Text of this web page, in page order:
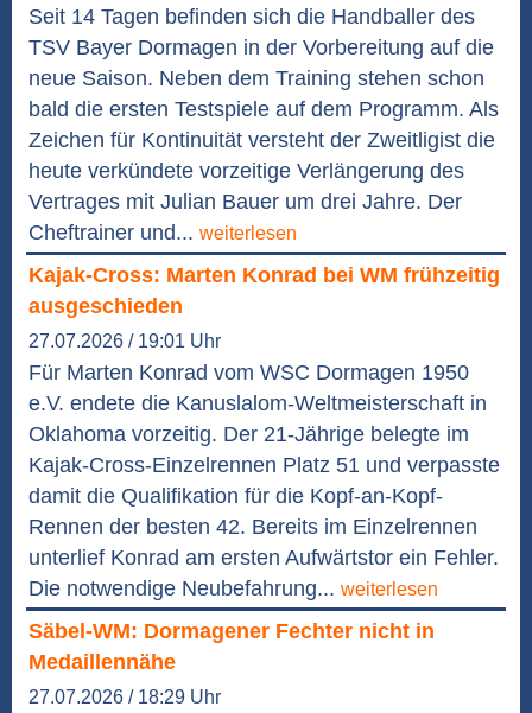
Seit 14 Tagen befinden sich die Handballer des
TSV Bayer Dormagen in der Vorbereitung auf die
neue Saison. Neben dem Training stehen schon
bald die ersten Testspiele auf dem Programm. Als
Zeichen für Kontinuität versteht der Zweitligist die
heute verkündete vorzeitige Verlängerung des
Vertrages mit Julian Bauer um drei Jahre. Der
Cheftrainer und... weiterlesen
Kajak-Cross: Marten Konrad bei WM frühzeitig
ausgeschieden
27.07.2026 / 19:01 Uhr
Für Marten Konrad vom WSC Dormagen 1950
e.V. endete die Kanuslalom-Weltmeisterschaft in
Oklahoma vorzeitig. Der 21-Jährige belegte im
Kajak-Cross-Einzelrennen Platz 51 und verpasste
damit die Qualifikation für die Kopf-an-Kopf-
Rennen der besten 42. Bereits im Einzelrennen
unterlief Konrad am ersten Aufwärtstor ein Fehler.
Die notwendige Neubefahrung... weiterlesen
Säbel-WM: Dormagener Fechter nicht in
Medaillennähe
27.07.2026 / 18:29 Uhr